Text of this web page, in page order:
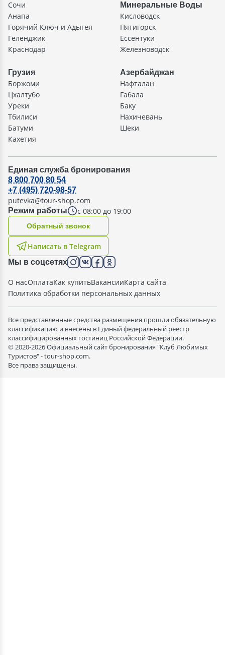
Сочи
Анапа
Горячий Ключ и Адыгея
Геленджик
Краснодар
Минеральные Воды
Кисловодск
Пятигорск
Ессентуки
Железноводск
Грузия
Боржоми
Цхалтубо
Уреки
Тбилиси
Батуми
Кахетия
Азербайджан
Нафталан
Габала
Баку
Нахичевань
Шеки
Единая служба бронирования
Режим работы с 08:00 до 19:00
8 800 700 80 54
+7 (495) 720-98-57
putevka@tour-shop.com
Написать в Telegram
Oбратный звонок
Мы в соцсетях
О насОплатаКак купитьВакансииКарта сайта
Политика обработки персональных данных
Все представленные средства размещения прошли обязательную
классификацию и внесены в Единый федеральный реестр
классифицированных гостиниц Российской Федерации.
© 2020-2026 Официальный сайт бронирования "Клуб Любимых
Туристов" - tour-shop.com.
Все права защищены.